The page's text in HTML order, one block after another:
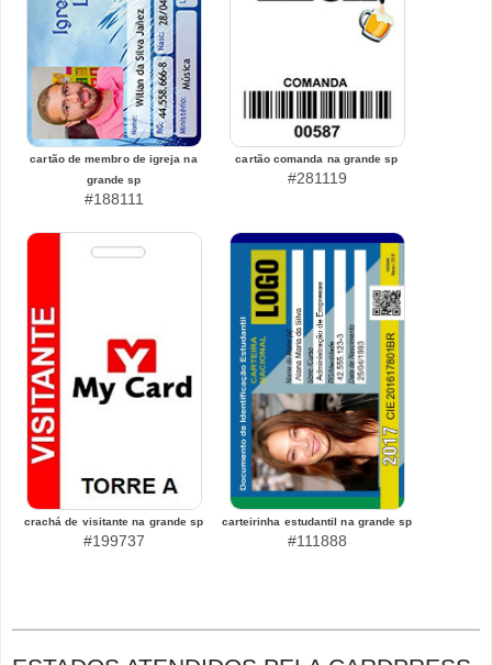
cartão de membro de igreja na
grande sp
#188111
cartão comanda na grande sp
#281119
crachá de visitante na grande sp
#199737
carteirinha estudantil na grande sp
#111888